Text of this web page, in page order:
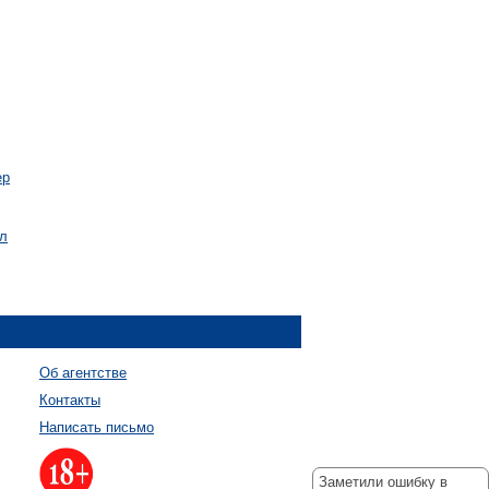
Об агентстве
Контакты
Написать письмо
Заметили ошибку в